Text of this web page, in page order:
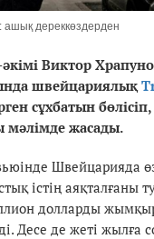
ашық дереккөздерден
Виктор
швейцариялық
сұхбатын
мәлімде жасады.
Швейцарияда
істің аяқталғаны
долларды
Десе де жеті жылға